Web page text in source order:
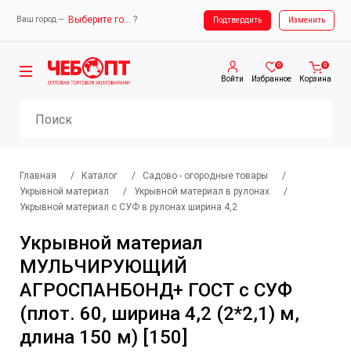
Ваш город — Выберите город ? Подтвердить Изменить
Ваш город — Выберите город
Войти
0
Избранное
0
Корзина
Главная / Каталог / Садово - огородные товары
/
Укрывной материал
/ Укрывной материал в рулонах
/
Укрывной материал с СУФ в рулонах ширина 4,2
Укрывной материал
МУЛЬЧИРУЮЩИЙ
АГРОСПАНБОНД+ ГОСТ с СУФ
(плот. 60, ширина 4,2 (2*2,1) м,
длина 150 м) [150]